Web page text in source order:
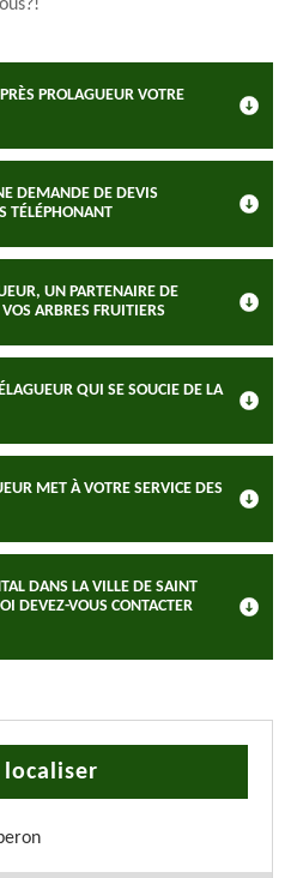
PROLAGUEUR VOTRE
DEMANDE DE DEVIS
TÉLÉPHONANT
UN PARTENAIRE DE
ARBRES FRUITIERS
QUI SE SOUCIE DE LA
MET À VOTRE SERVICE DES
DANS LA VILLE DE SAINT
DEVEZ-VOUS CONTACTER
localiser